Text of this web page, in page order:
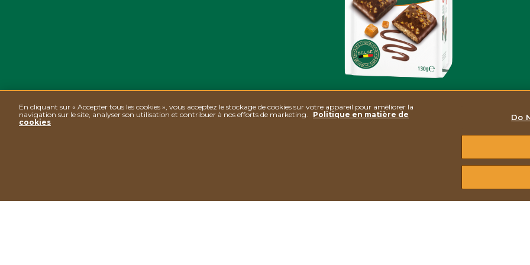
CARAMEL INTENSE 130G
En cliquant sur « Accepter tous les cookies », vous acceptez le stockage de cookies sur votre appareil pour améliorer la
navigation sur le site, analyser son utilisation et contribuer à nos efforts de marketing.
Politique en matière de
cookies
Do